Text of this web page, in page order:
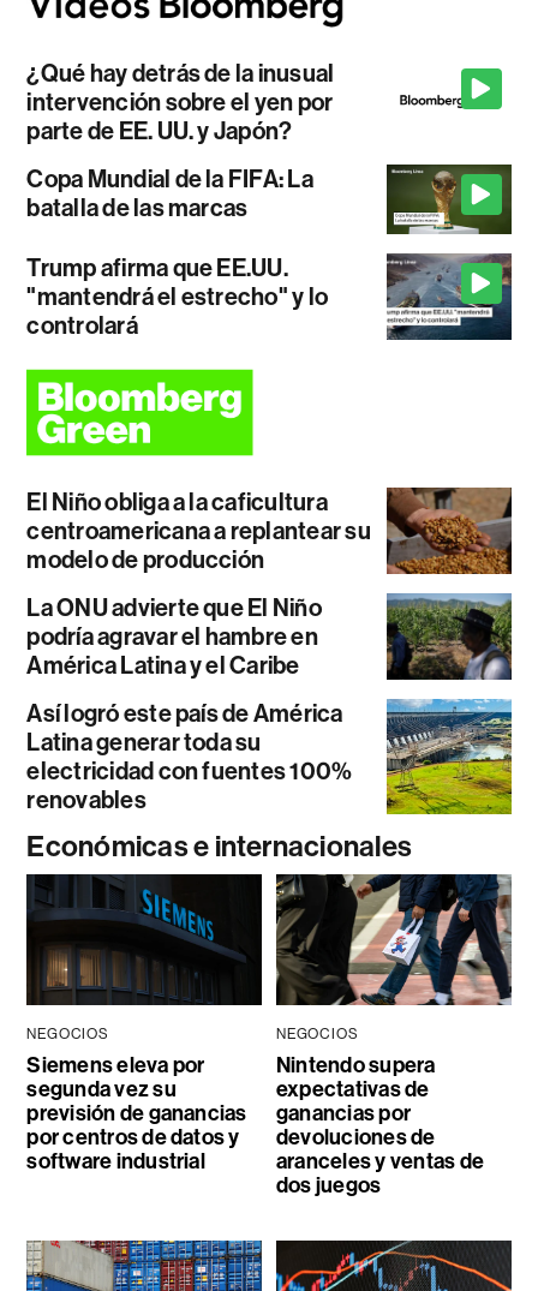
¿Qué hay detrás de la inusual
intervención sobre el yen por
parte de EE. UU. y Japón?
Copa Mundial de la FIFA: La
batalla de las marcas
Trump afirma que EE.UU.
"mantendrá el estrecho" y lo
controlará
El Niño obliga a la caficultura
centroamericana a replantear su
modelo de producción
La ONU advierte que El Niño
podría agravar el hambre en
América Latina y el Caribe
Así logró este país de América
Latina generar toda su
electricidad con fuentes 100%
renovables
Económicas e internacionales
NEGOCIOS
Siemens eleva por
segunda vez su
previsión de ganancias
por centros de datos y
software industrial
NEGOCIOS
Nintendo supera
expectativas de
ganancias por
devoluciones de
aranceles y ventas de
dos juegos